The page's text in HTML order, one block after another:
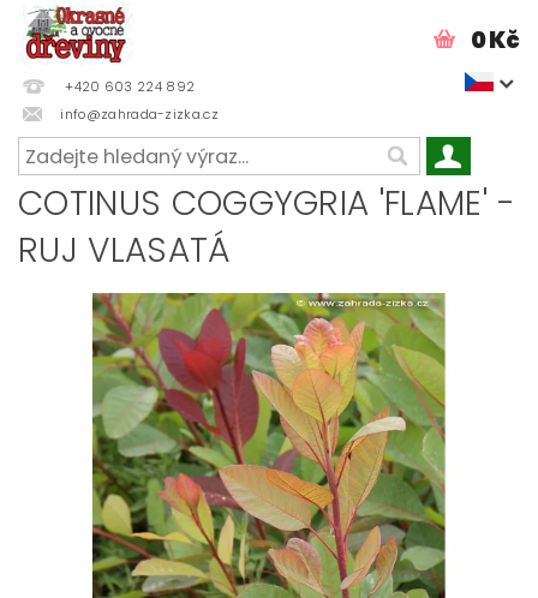
+420 603 224 892
info@zahrada-zizka.cz
0 Kč
COTINUS COGGYGRIA 'FLAME' -
RUJ VLASATÁ